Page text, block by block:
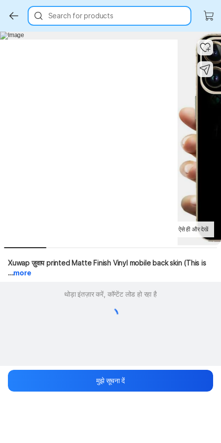
Search for products
Key Highlights Key Highlights
ऐसे ही और देखें
Xuwap ज़ुवाप printed Matte Finish Vinyl mobile back skin (This is
...more
थोड़ा इंतज़ार करें, कॉन्टेंट लोड हो रहा है
मुझे सूचना दें